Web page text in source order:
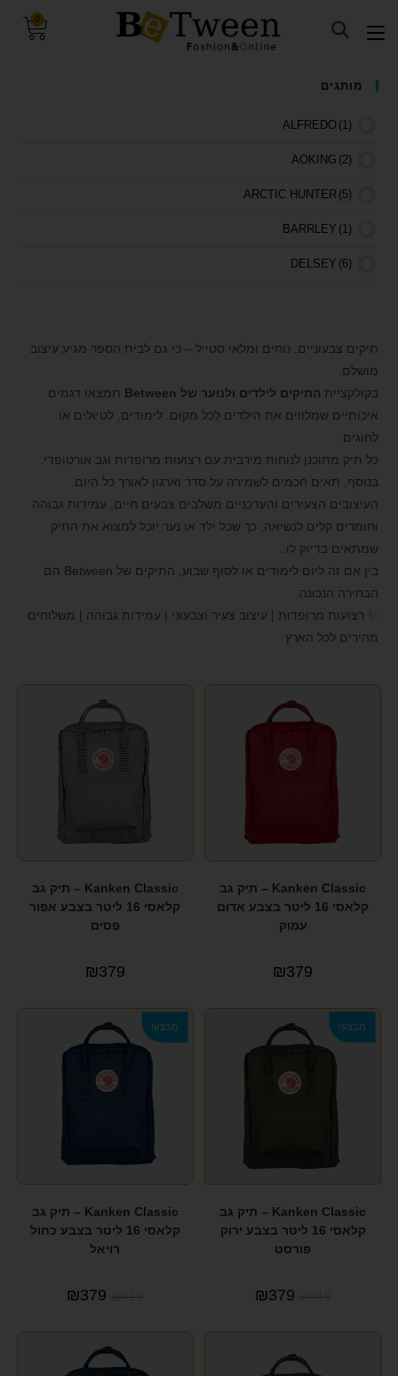
השבת את ההבזקים
settings
zoom_out זום (הקטנה)
zoom_in זום (הגדלה)
remove_circle_outline הקטנת גופן
brightness_high ניגודיות בהירה
format_underlined הוסף קו תחתון לקישורים
font_download
לאפס את כל האפשרויות
cached
הצהרת נגישות
0
תיקים צבעוניים, נוחים ומלאי סטייל – כי גם לבית הספר מגיע עיצוב
מושלם.
בקולקציית התיקים לילדים ולנוער של Between
תמצאו דגמים
איכותיים שמלווים את הילדים לכל מקום. לימודים, לטיולים או
לחוגים.
כל תיק מתוכנן לנוחות מירבית עם רצועות מרופדות וגב אורטופדי.
בנוסף, תאים חכמים לשמירה על סדר וארגון לאורך כל היום.
העיצובים הצעירים והעדכניים משלבים צבעים חיים, עמידות גבוהה
וחומרים קלים לנשיאה, כך שכל ילד או נער יוכל למצוא את התיק
שמתאים בדיוק לו.
בין אם זה ליום לימודים או לסוף שבוע, התיקים של Between הם
הבחירה הנכונה.
✨ רצועות מרופדות | עיצוב צעיר וצבעוני | עמידות גבוהה | משלוחים
מהירים לכל הארץ
Kanken Classic – תיק גב
קלאסי 16 ליטר בצבע אדום
עמוק
₪379
Kanken Classic – תיק גב
קלאסי 16 ליטר בצבע אפור
פסים
₪379
מבצע!
Kanken Classic – תיק גב
קלאסי 16 ליטר בצבע ירוק
פורסט
₪419
₪379
מבצע!
Kanken Classic – תיק גב
קלאסי 16 ליטר בצבע כחול
רויאל
₪419
₪379
מותגים
ALFREDO (1)
AOKING (2)
ARCTIC HUNTER (5)
BARRLEY (1)
DELSEY (6)
(18)
LEE COOPER (5)
(1)
SLAZENGER (1)
TRAVEL CLUB (7)
UNDER ARMOUR (1)
VALENTINI (1)